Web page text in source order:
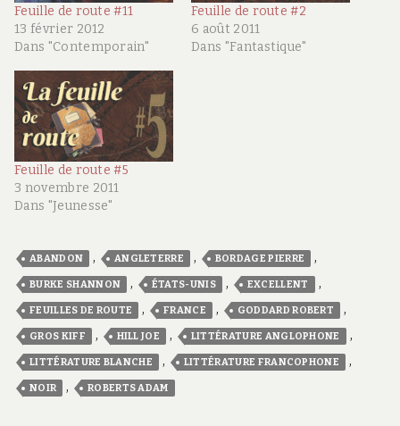
Feuille de route #11
13 février 2012
Dans "Contemporain"
Feuille de route #2
6 août 2011
Dans "Fantastique"
Feuille de route #5
3 novembre 2011
Dans "Jeunesse"
ABANDON , ANGLETERRE , BORDAGE PIERRE ,
BURKE SHANNON , ÉTATS-UNIS , EXCELLENT ,
FEUILLES DE ROUTE , FRANCE , GODDARD ROBERT ,
GROS KIFF , HILL JOE , LITTÉRATURE ANGLOPHONE ,
LITTÉRATURE BLANCHE , LITTÉRATURE FRANCOPHONE ,
NOIR , ROBERTS ADAM